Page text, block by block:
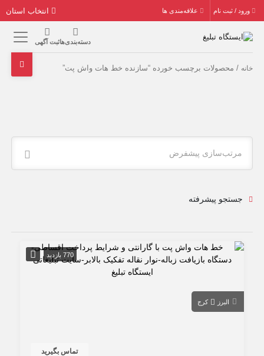
ورود / ثبت نام علاقه‌مندی ها
دسته‌بندی‌هاثبت آگهی
خانه / محصولات برچسب خورده “سازنده خط هات واش پت”
مرتب‌سازی پیشفرض
جستجو پیشرفته
770 بازدید
البرز کرج
تماس بگیرید